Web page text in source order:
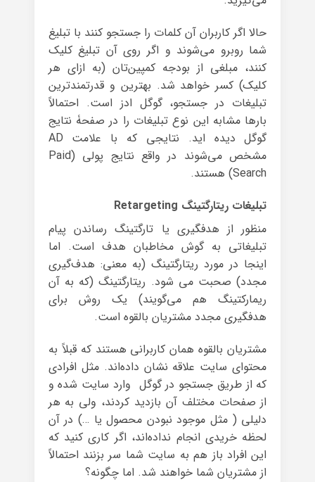
حالا اگر کاربران آن کلمات را جستجو کنند با تبلیغ
شما روبرو می‌شوند و اگر روی آن تبلیغ کلیک
کنند، مبلغی از بودجه کمپین‌تان (به ازای هر
کلیک) کسر خواهد شد. بهترین و قدرتمندترین
تبلیغات در جستجو، گوگل ادز است. احتمالاً
بارها مشابه این نوع تبلیغات را در صفحۀ نتایج
گوگل دیده اید. نتایجی که با علامت AD
مشخص می‌شوند در واقع نتایج پولی (Paid
Search) هستند.
تبلیغات ریتارگتینگ Retargeting
منظور از هدفگیری یا تارگتینگ رساندن پیام
تبلیغاتی به گوش مخاطبان هدف است. اما
اینجا در مورد ریتارگتینگ (به معنی: هدف‌گیری
مجدد) صحبت می شود. ریتارگتینگ (که به آن
ریمارکتینگ هم می‌گویند) یک روش‌ برای
هدفگیری مجدد مشتریان بالقوه است.
مشتریان بالقوه همان کاربرانی هستند که قبلاً به
محتوای سایت‌ علاقه نشان داده‌اند. مثل افرادی
که از طریق جستجو در گوگل وارد سایت شده و
از صفحات مختلف آن بازدید کردند، ولی به هر
دلیلی ( مثل موجود نبودن محصول یا …) در آن
لحظه خریدی انجام نداده‌اند، اگر کاری کنید که
این افراد باز هم به سایت شما سر بزنند احتمالاً
از مشتریان شما خواهند شد. اما چگونه؟